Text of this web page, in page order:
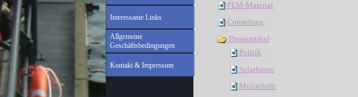
Interessante Links
Allgemeine
Geschäftsbedingungen
Kontakt & Impressum
FEM-Material
Consulting
Presseartikel
Politik
Solarboote
Müllschiffe